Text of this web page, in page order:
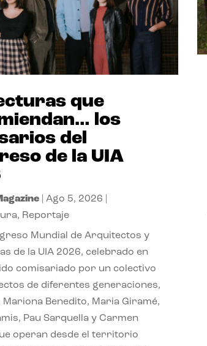
que
los
del
de la UIA
|Ago 5, 2026
, Reportaje
Mundial de Arquitectos y
de la UIA 2026, celebrado en
comisariado por un colectivo
de diferentes generaciones,
Mariona Benedito, Maria Giramé,
Pau Sarquella y Carmen
operan desde el territorio